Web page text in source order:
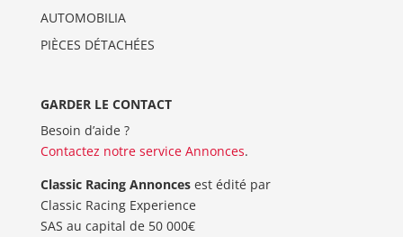
AUTOMOBILIA
PIÈCES DÉTACHÉES
GARDER LE CONTACT
Besoin d’aide ?
Contactez notre service Annonces.
Classic Racing Annoncesest édité par
Classic Racing Experience
SAS au capital de 50 000€